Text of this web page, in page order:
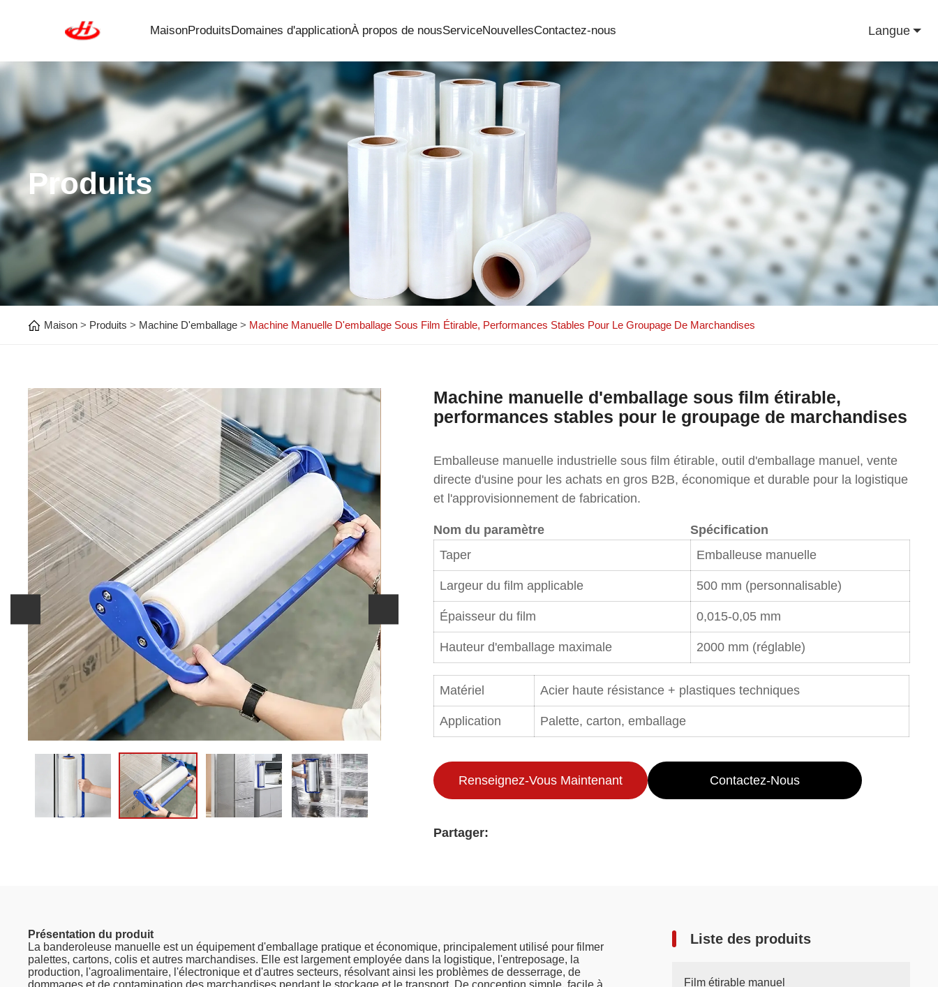
MaisonProduitsDomaines d'applicationÀ propos de nousServiceNouvellesContactez-nous Langue
Produits
Maison Produits Machine D'emballage Machine Manuelle D'emballage Sous Film Étirable, Performances Stables Pour Le Groupage De Marchandises
Machine manuelle d'emballage sous film étirable,
performances stables pour le groupage de marchandises
Emballeuse manuelle industrielle sous film étirable, outil d'emballage manuel, vente
directe d'usine pour les achats en gros B2B, économique et durable pour la logistique
et l'approvisionnement de fabrication.
Nom du paramètre
Spécification
Taper
Emballeuse manuelle
Largeur du film applicable 500 mm (personnalisable)
Épaisseur du film 0,015-0,05 mm
Hauteur d'emballage maximale 2000 mm (réglable)
Matériel Acier haute résistance + plastiques techniques
Application Palette, carton, emballage
Renseignez-Vous Maintenant Contactez-Nous
Partager:
Présentation du produit
La banderoleuse manuelle est un équipement d'emballage pratique et économique, principalement utilisé pour filmer
palettes, cartons, colis et autres marchandises. Elle est largement employée dans la logistique, l'entreposage, la
production, l'agroalimentaire, l'électronique et d'autres secteurs, résolvant ainsi les problèmes de desserrage, de
dommages et de contamination des marchandises pendant le stockage et le transport. De conception simple, facile à
Liste des produits
Film étirable manuel